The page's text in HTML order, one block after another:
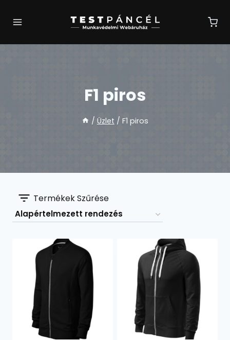
F1 piros
/ Üzlet / F1 piros
Termékek Szűrése